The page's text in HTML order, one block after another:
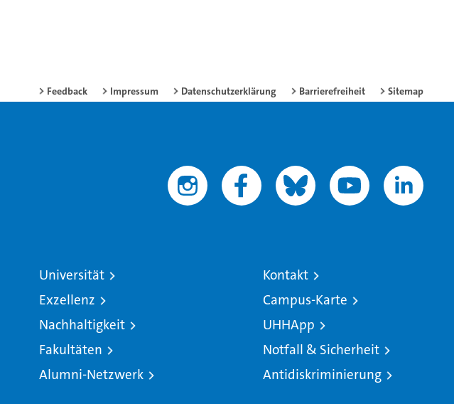
Feedback Impressum Datenschutzerklärung Barrierefreiheit Sitemap
Universität
Exzellenz
Nachhaltigkeit
Fakultäten
Alumni-Netzwerk
Kontakt
Campus-Karte
UHHApp
Notfall & Sicherheit
Antidiskriminierung